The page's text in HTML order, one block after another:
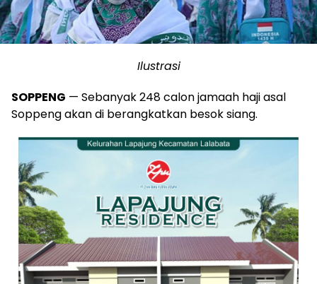
Ilustrasi
SOPPENG — Sebanyak 248 calon jamaah haji asal
Soppeng akan di berangkatkan besok siang.